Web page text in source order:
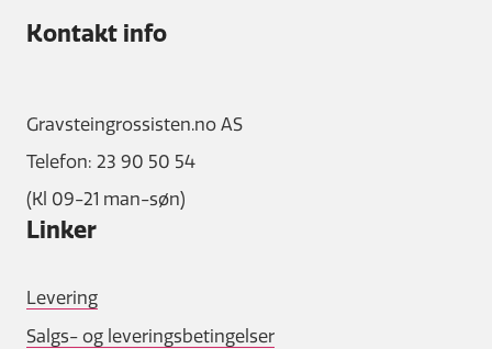
Kontakt info
Gravsteingrossisten.no AS
Telefon: 23 90 50 54
(Kl 09-21 man-søn)
Linker
Levering
Salgs- og leveringsbetingelser